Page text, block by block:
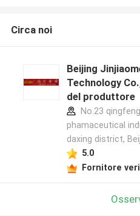
Circa noi
Beijing
Technology
del produttore
No.23
phamaceutical
daxing district,
5.0
Fornitore